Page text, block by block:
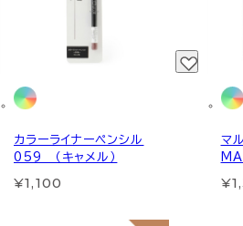
カラーライナーペンシル
059 （キャメル）
¥1,100
マ